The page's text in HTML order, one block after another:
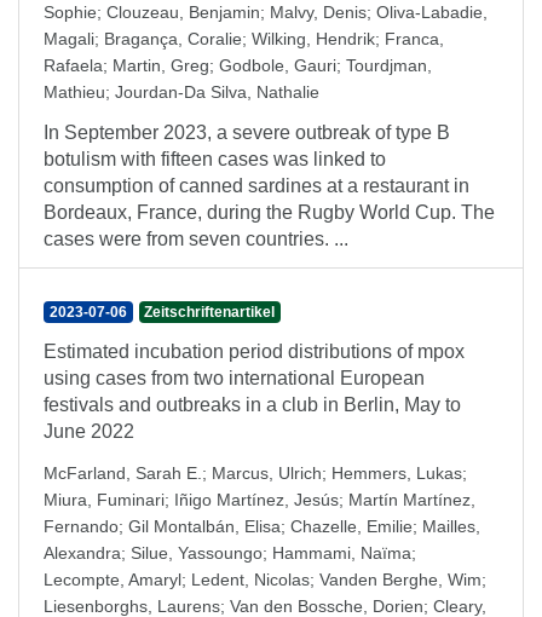
Sophie; Clouzeau, Benjamin; Malvy, Denis; Oliva-Labadie,
Magali; Bragança, Coralie; Wilking, Hendrik; Franca,
Rafaela; Martin, Greg; Godbole, Gauri; Tourdjman,
Mathieu; Jourdan-Da Silva, Nathalie
In September 2023, a severe outbreak of type B
botulism with fifteen cases was linked to
consumption of canned sardines at a restaurant in
Bordeaux, France, during the Rugby World Cup. The
cases were from seven countries. ...
2023-07-06 Zeitschriftenartikel
Estimated incubation period distributions of mpox
using cases from two international European
festivals and outbreaks in a club in Berlin, May to
June 2022
McFarland, Sarah E. ; Marcus, Ulrich; Hemmers, Lukas;
Miura, Fuminari; Iñigo Martínez, Jesús; Martín Martínez,
Fernando; Gil Montalbán, Elisa; Chazelle, Emilie; Mailles,
Alexandra; Silue, Yassoungo; Hammami, Naïma;
Lecompte, Amaryl; Ledent, Nicolas; Vanden Berghe, Wim;
Liesenborghs, Laurens; Van den Bossche, Dorien; Cleary,